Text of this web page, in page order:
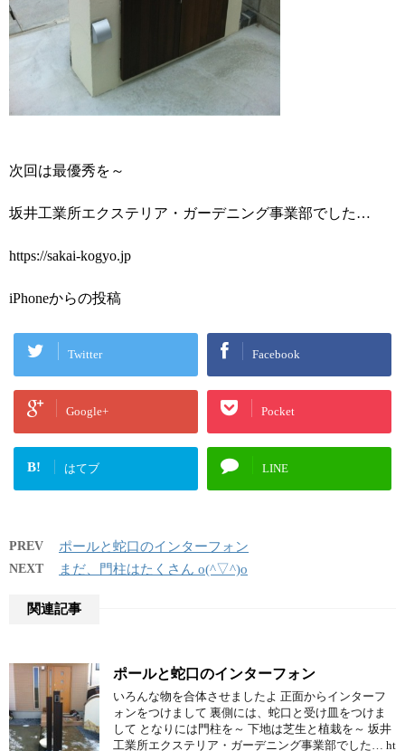
次回は最優秀を～
坂井工業所エクステリア・ガーデニング事業部でした…
https://sakai-kogyo.jp
iPhoneからの投稿
Twitter Facebook
Google+ Pocket
B! はてブ LINE
PREV ポールと蛇口のインターフォン
NEXT まだ、門柱はたくさん o(^▽^)o
関連記事
ポールと蛇口のインターフォン
いろんな物を合体させましたよ 正面からインターフ
ォンをつけまして 裏側には、蛇口と受け皿をつけま
して となりには門柱を～ 下地は芝生と植栽を～ 坂井
工業所エクステリア・ガーデニング事業部でした… ht